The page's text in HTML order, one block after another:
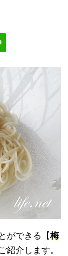
ができる【梅
紹介します。